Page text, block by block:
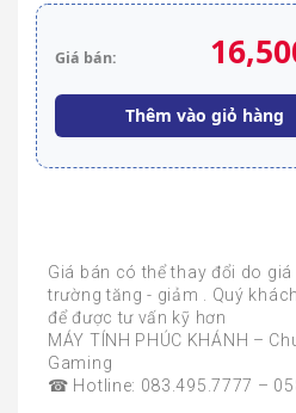
Giá bán:
Thêm vào giỏ hàng
Giá bán có thể thay đổi do
trường tăng - giảm . Quý
để được tư vấn kỹ hơn
MÁY TÍNH PHÚC KHÁNH –
Gaming
☎ Hotline: 083.495.7777 –